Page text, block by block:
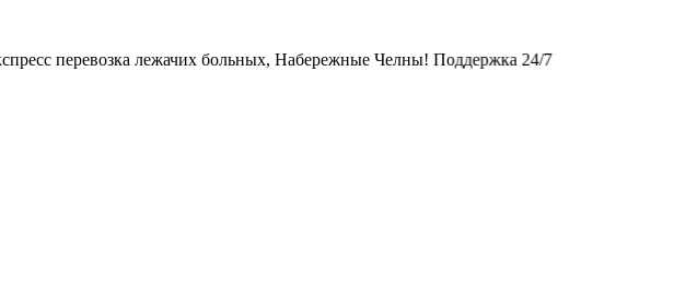
лежачих больных, Набережные Челны! Поддержка 24/7